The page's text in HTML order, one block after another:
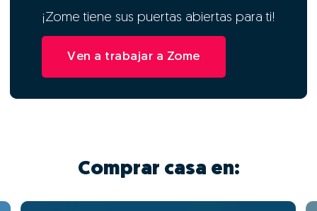
¡Zome tiene sus puertas abiertas para ti!
Ven a trabajar a Zome
Comprar casa en: